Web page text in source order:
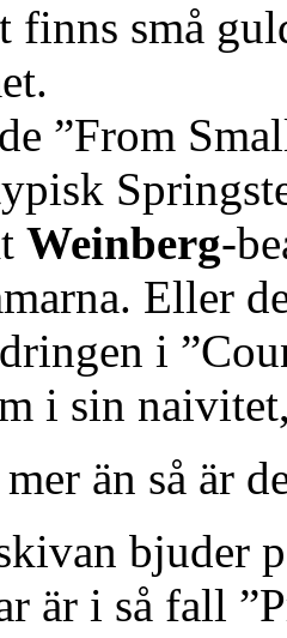
finns små
”From
Weinberg-
Eller
i
i sin
än så är
bjuder
är i så fall